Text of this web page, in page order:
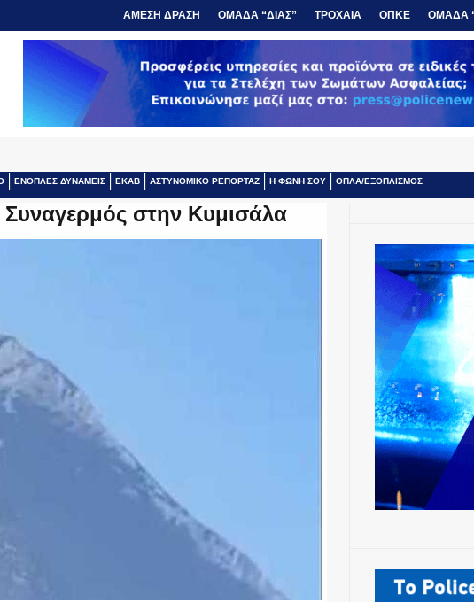
ΑΜΕΣΗ ΔΡΑΣΗ ΟΜΑΔΑ “ΔΙΑΣ” ΤΡΟΧΑΙΑ ΟΠΚΕ ΟΜΑΔΑ
ΕΝΟΠΛΕΣ ΔΥΝΑΜΕΙΣ ΕΚΑΒ ΑΣΤΥΝΟΜΙΚΟ ΡΕΠΟΡΤΑΖ Η ΦΩΝΗ ΣΟΥ ΟΠΛΑ/ΕΞΟΠΛΙΣΜΟΣ
στην Κυμισάλα